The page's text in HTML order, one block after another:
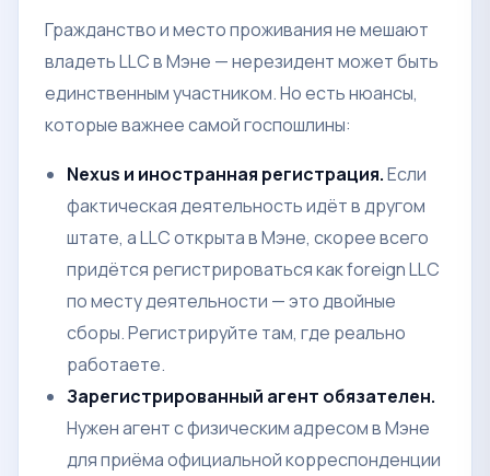
Гражданство и место проживания не мешают
владеть LLC в Мэне — нерезидент может быть
единственным участником. Но есть нюансы,
которые важнее самой госпошлины:
Nexus и иностранная регистрация.Если
фактическая деятельность идёт в другом
штате, а LLC открыта в Мэне, скорее всего
придётся регистрироваться как foreign LLC
по месту деятельности — это двойные
сборы. Регистрируйте там, где реально
работаете.
Зарегистрированный агент обязателен.
Нужен агент с физическим адресом в Мэне
для приёма официальной корреспонденции